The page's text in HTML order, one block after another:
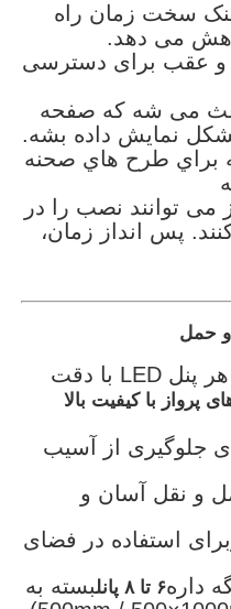
سخت زمان راه
و عقب برای دسترسی
می شه که صفحه
نمایش داده بشه.
براي طرح هاي صحنه
می توانند نصب را در
پس انداز زمان،
و حمل
برای تحویل امن و کارآمد، هر پنل LED با دقت
پرواز با کیفیت بالا
جلوگیری از آسیب
و نقل آسان و
برای استفاده در فضای
داره۶ تا ۸ پانل
بسته به